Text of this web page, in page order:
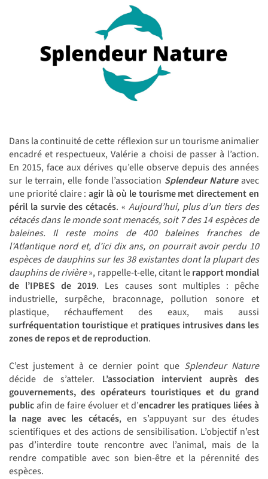
Dans la continuité de cette réflexion sur un tourisme animalier
encadré et respectueux, Valérie a choisi de passer à l’action.
En 2015, face aux dérives qu’elle observe depuis des années
sur le terrain, elle fonde l’association Splendeur Natureavec
une priorité claire :agir là où le tourisme met directement en
péril la survie des cétacés. « Aujourd’hui, plus d’un tiers des
cétacés dans le monde sont menacés, soit 7 des 14 espèces de
baleines. Il reste moins de 400 baleines franches de
l’Atlantique nord et, d’ici dix ans, on pourrait avoir perdu 10
espèces de dauphins sur les 38 existantes dont la plupart des
dauphins de rivière», rappelle-t-elle, citant lerapport mondial
de l’IPBES de 2019. Les causes sont multiples : pêche
industrielle, surpêche, braconnage, pollution sonore et
plastique, réchauffement des eaux, mais aussi
surfréquentation touristiqueet pratiques intrusives dans les
zones de repos et de reproduction.
C’est justement à ce dernier point que Splendeur Nature
décide de s’atteler. L’association intervient auprès des
gouvernements, des opérateurs touristiques et du grand
public afin de faire évoluer et d’encadrer les pratiques liées à
la nage avec les cétacés, en s’appuyant sur des études
scientifiques et des actions de sensibilisation. L’objectif n’est
pas d’interdire toute rencontre avec l’animal, mais de la
rendre compatible avec son bien-être et la pérennité des
espèces.